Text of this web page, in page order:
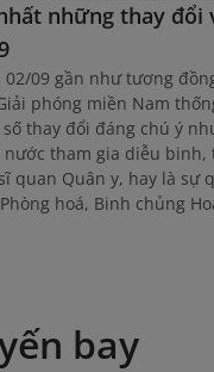
những thay đổi
02/09 gần như tương
phóng miền Nam
thay đổi đáng chú ý
tham gia diễu binh,
quan Quân y, hay là sự
hoá, Binh chủng
bay